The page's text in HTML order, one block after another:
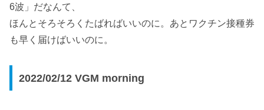
6波」だなんて、
ほんとそろそろくたばればいいのに。あとワクチン接種券
も早く届けばいいのに。
2022/02/12 VGM morning